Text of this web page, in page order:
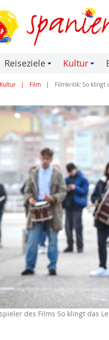
Reiseziele Kultur
Kultur Film Filmkritik: So klingt
des Films So klingt das